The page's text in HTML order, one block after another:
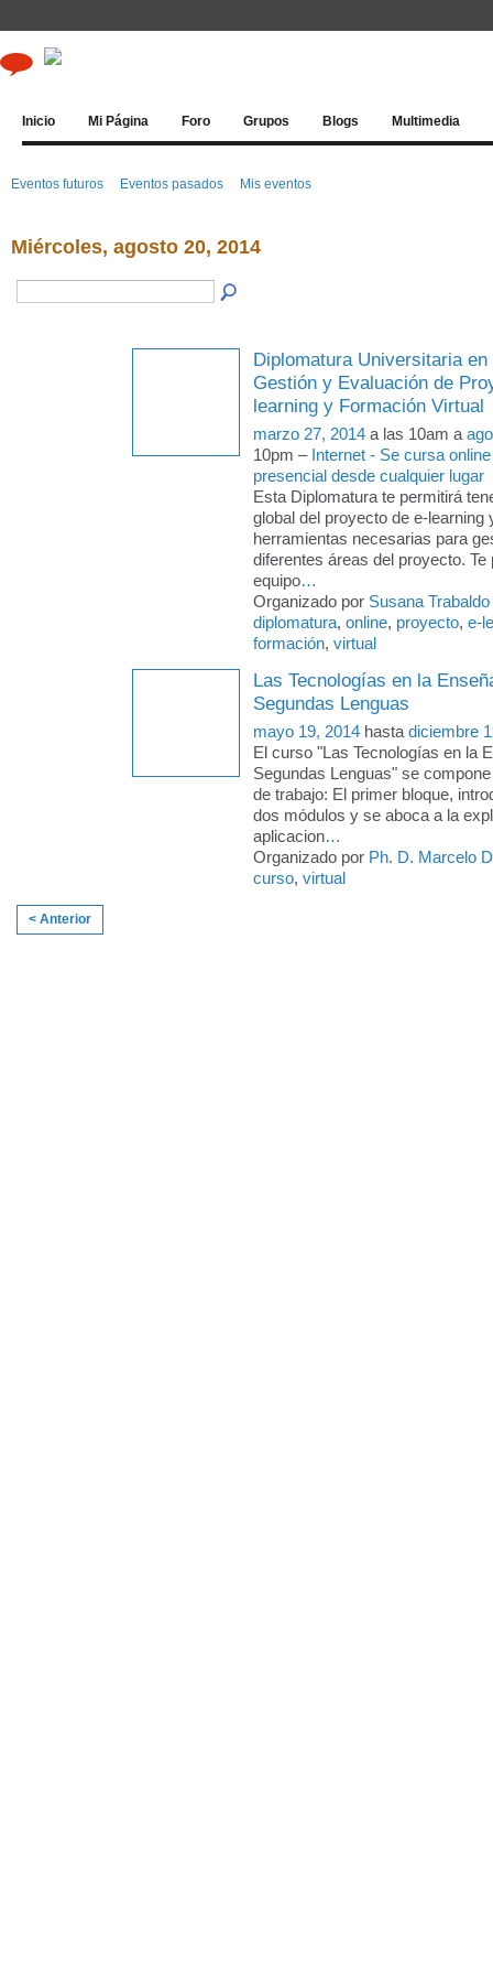
Inicio Mi Página Foro Grupos Blogs Multimedia
Eventos futuros Eventos pasados Mis eventos
Miércoles, agosto 20, 2014
Diplomatura Universitaria en
Gestión y Evaluación de
learning y Formación Virtual
marzo 27, 2014 a las 10am a
10pm – Internet - Se cursa
presencial desde cualquier lugar
Esta Diplomatura te permitirá
global del proyecto de e-learning
herramientas necesarias para
diferentes áreas del proyecto. Te
equipo…
Organizado por Susana Trabaldo
diplomatura, online, proyecto, e-
formación, virtual
Las Tecnologías en la
Segundas Lenguas
mayo 19, 2014 hasta diciembre
El curso "Las Tecnologías en la
Segundas Lenguas" se
de trabajo: El primer bloque,
dos módulos y se aboca a la
aplicacion…
Organizado por Ph. D. Marcelo
curso, virtual
< Anterior